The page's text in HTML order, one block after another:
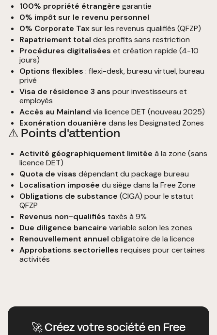
100% propriété étrangère garantie
0% impôt sur le revenu personnel
0% Corporate Taxsur les revenus qualifiés (QFZP)
Rapatriement total des profits sans restriction
Procédures digitalisées et création rapide (4-10
jours)
Options flexibles : flexi-desk, bureau virtuel, bureau
privé
Visa de résidence 3 ans pour investisseurs et
employés
Accès au Mainland via licence DET (nouveau 2025)
Exonération douanière dans les Designated Zones
⚠️ Points d'attention
Activité géographiquement limitée à la zone (sans
licence DET)
Quota de visas dépendant du package bureau
Localisation imposée du siège dans la Free Zone
Obligations de substance (CIGA) pour le statut
QFZP
Revenus non-qualifiés taxés à 9%
Due diligence bancaire variable selon les zones
Renouvellement annuel obligatoire de la licence
Approbations sectorielles requises pour certaines
activités
🚀 Créez votre société en Free